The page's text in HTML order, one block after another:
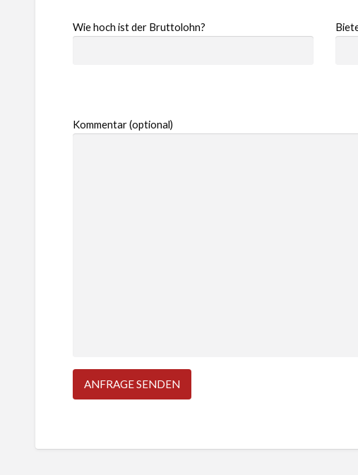
Wie hoch ist der Bruttolohn?
Kommentar (optional)